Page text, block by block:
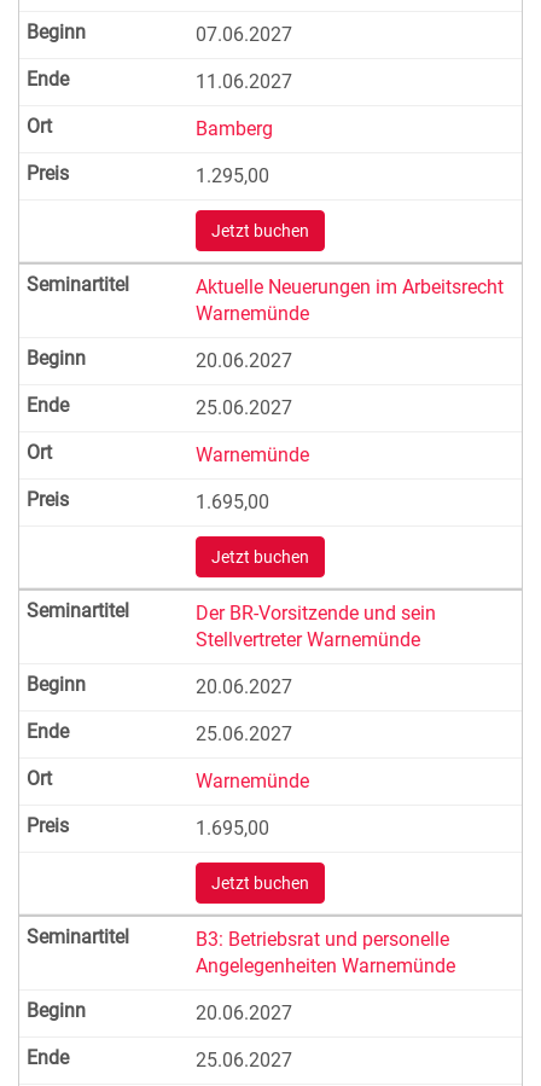
07.06.2027
11.06.2027
Bamberg
1.295,00
Jetzt buchen
Aktuelle Neuerungen im Arbeitsrecht
Warnemünde
20.06.2027
25.06.2027
Warnemünde
1.695,00
Jetzt buchen
Der BR-Vorsitzende und sein
Stellvertreter Warnemünde
20.06.2027
25.06.2027
Warnemünde
1.695,00
Jetzt buchen
B3: Betriebsrat und personelle
Angelegenheiten Warnemünde
20.06.2027
25.06.2027